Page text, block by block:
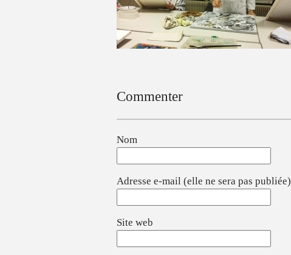
Commenter
Nom
Adresse e-mail (elle ne sera pas publiée)
Site web